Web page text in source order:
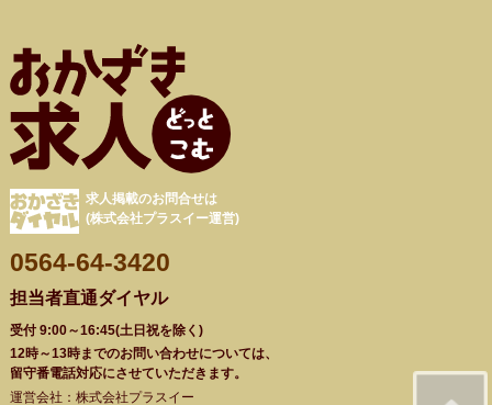
求人掲載のお問合せは
(株式会社プラスイー運営)
0564-64-3420
担当者直通ダイヤル
受付 9:00～16:45(土日祝を除く)
12時～13時までのお問い合わせについては、
留守番電話対応にさせていただきます。
運営会社：株式会社プラスイー